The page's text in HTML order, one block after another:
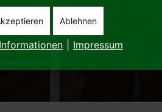
Ablehnen
Impressum